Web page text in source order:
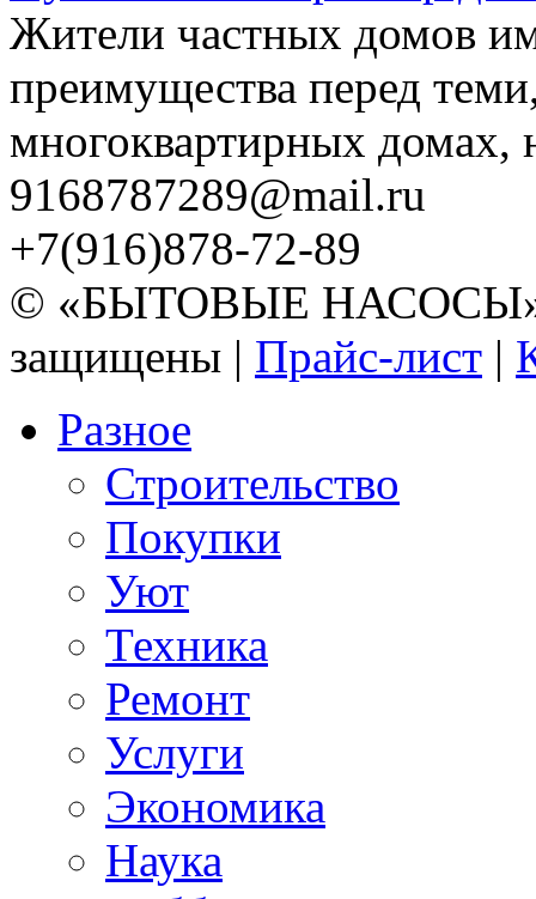
Жители частных домов
преимущества перед
многоквартирных домах,
9168787289@mail.ru
+7(916)878-72-89
© «БЫТОВЫЕ НАСОСЫ»
защищены | Прайс-лист |
Разное
Строительство
Покупки
Уют
Техника
Ремонт
Услуги
Экономика
Наука